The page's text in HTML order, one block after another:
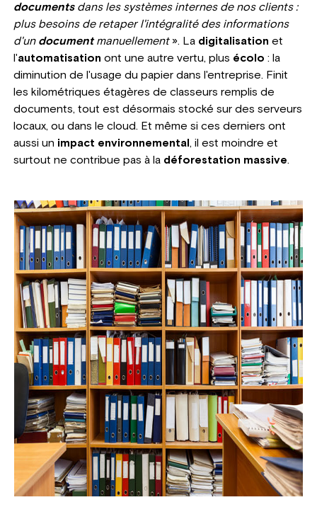
documentsdans les systèmes internes de nos clients :
plus besoins de retaper l'intégralité des informations
d'un documentmanuellement». La digitalisation et
l'automatisation ont une autre vertu, plus écolo : la
diminution de l'usage du papier dans l'entreprise. Finit
les kilométriques étagères de classeurs remplis de
documents, tout est désormais stocké sur des serveurs
locaux, ou dans le cloud. Et même si ces derniers ont
aussi un impact environnemental , il est moindre et
surtout ne contribue pas à la déforestation massive.